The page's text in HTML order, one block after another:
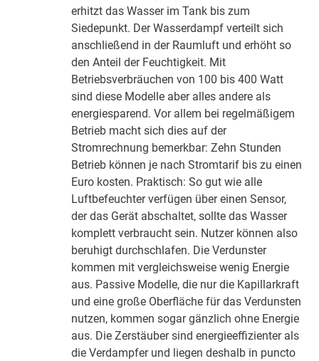
erhitzt das Wasser im Tank bis zum
Siedepunkt. Der Wasserdampf verteilt sich
anschließend in der Raumluft und erhöht so
den Anteil der Feuchtigkeit. Mit
Betriebsverbräuchen von 100 bis 400 Watt
sind diese Modelle aber alles andere als
energiesparend. Vor allem bei regelmäßigem
Betrieb macht sich dies auf der
Stromrechnung bemerkbar: Zehn Stunden
Betrieb können je nach Stromtarif bis zu einen
Euro kosten. Praktisch: So gut wie alle
Luftbefeuchter verfügen über einen Sensor,
der das Gerät abschaltet, sollte das Wasser
komplett verbraucht sein. Nutzer können also
beruhigt durchschlafen. Die Verdunster
kommen mit vergleichsweise wenig Energie
aus. Passive Modelle, die nur die Kapillarkraft
und eine große Oberfläche für das Verdunsten
nutzen, kommen sogar gänzlich ohne Energie
aus. Die Zerstäuber sind energieeffizienter als
die Verdampfer und liegen deshalb in puncto